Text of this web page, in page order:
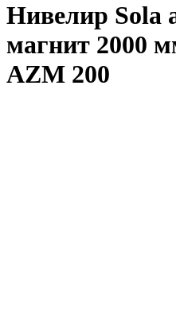
Нивелир Sola
магнит 2000
AZM 200